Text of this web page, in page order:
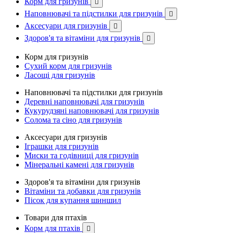

Наповнювачі та підстилки для гризунів 
Аксесуари для гризунів 
Здоров'я та вітаміни для гризунів 
Корм для гризунів
Сухий корм для гризунів
Ласощі для гризунів
Наповнювачі та підстилки для гризунів
Деревні наповнювачі для гризунів
Кукурудзяні наповнювачі для гризунів
Солома та сіно для гризунів
Аксесуари для гризунів
Іграшки для гризунів
Миски та годівниці для гризунів
Мінеральні камені для гризунів
Здоров'я та вітаміни для гризунів
Вітаміни та добавки для гризунів
Пісок для купання шиншил
Товари для птахів
Корм для птахів
